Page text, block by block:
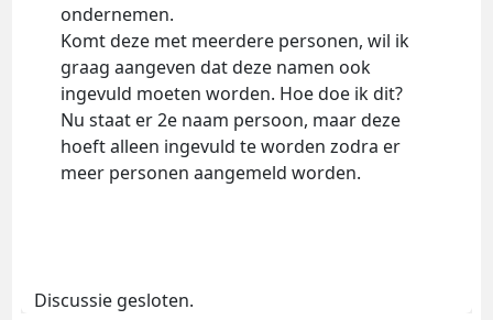
ondernemen.
Komt deze met meerdere personen, wil ik
graag aangeven dat deze namen ook
ingevuld moeten worden. Hoe doe ik dit?
Nu staat er 2e naam persoon, maar deze
hoeft alleen ingevuld te worden zodra er
meer personen aangemeld worden.
Discussie gesloten.